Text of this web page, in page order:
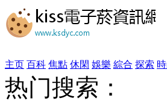
主页 百科 焦點 休閑 娛樂 綜合 探索
热门搜索：